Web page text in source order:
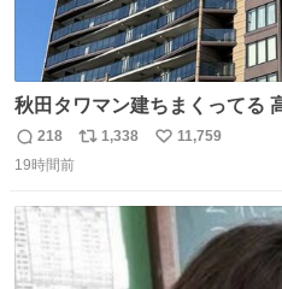
秋田タワマン建ちまくってる
パクトシティつくって高齢者
全部駅前にある
返
信
218
リ
ト
数
1,338
い
11,759
19時間前